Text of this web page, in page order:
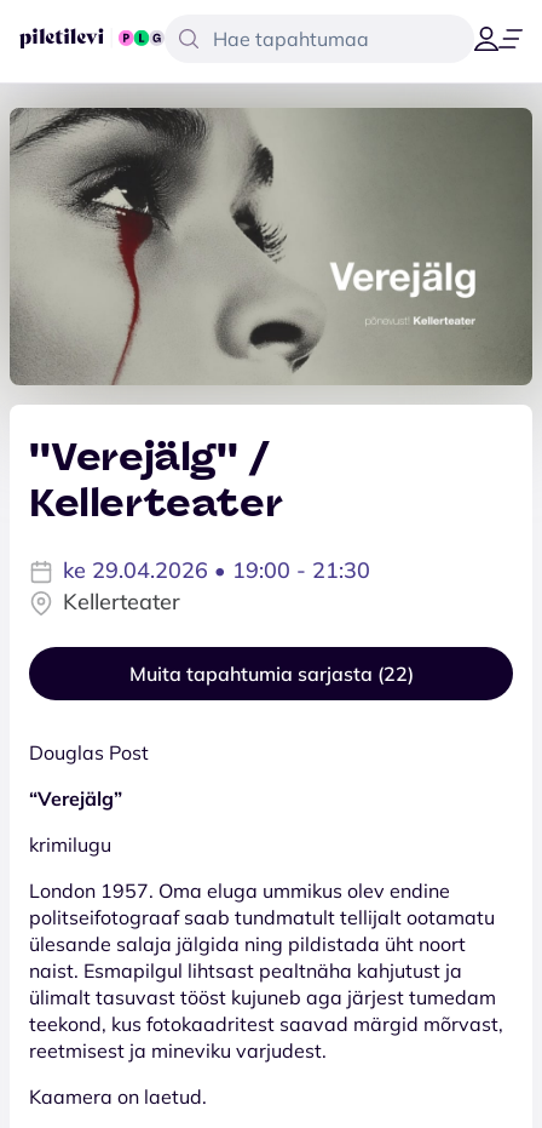
''Verejälg'' /
Kellerteater
ke 29.04.2026 • 19:00 - 21:30
Kellerteater
Muita tapahtumia sarjasta (22)
Douglas Post
“Verejälg”
krimilugu
London 1957. Oma eluga ummikus olev endine
politseifotograaf saab tundmatult tellijalt ootamatu
ülesande salaja jälgida ning pildistada üht noort
naist. Esmapilgul lihtsast pealtnäha kahjutust ja
ülimalt tasuvast tööst kujuneb aga järjest tumedam
teekond, kus fotokaadritest saavad märgid mõrvast,
reetmisest ja mineviku varjudest.
Kaamera on laetud.